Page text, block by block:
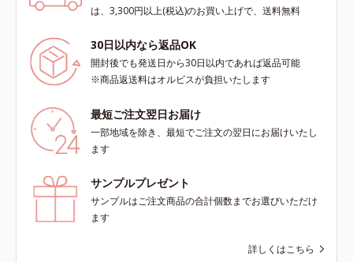
へ導く保湿成分、植物由来アミノ酸
え、すこやかに保つ保湿成分、微生
物由来アミノ酸（エクトイン）配合
＝乱れた角層にうるおいを与え、肌
を除くLM＝さっぱり高保湿タイプ
（脂性肌～普通肌）RM＝しっとり
高保湿タイプ（普通肌～超乾性肌）
ゴチオネイン）配合＝肌を整え、す
アミノ酸（エクトイン）配合＝乱れ
た角層にうるおいを与え、肌荒れを
防ぐ保湿成分
は、3,300円以上(税込)のお買い上げで、送料無料
30日以内なら返品OK
開封後でも発送日から30日以内であれば返品可能
※商品返送料はオルビスが負担いたします
最短ご注文翌日お届け
一部地域を除き、最短でご注文の翌日にお届けいたし
ます
サンプルプレゼント
サンプルはご注文商品の合計個数までお選びいただけ
ます
詳しくはこちら